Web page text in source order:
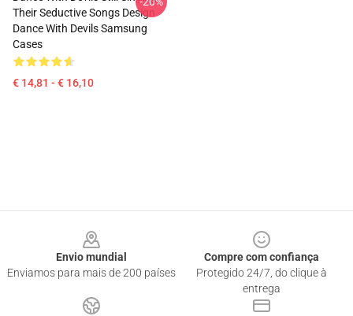
Their Seductive Songs Design
Dance With Devils Samsung
Cases
€ 14,81 - € 16,10
Envio mundial
Enviamos para mais de 200 países
Compre com confiança
Protegido 24/7, do clique à
entrega